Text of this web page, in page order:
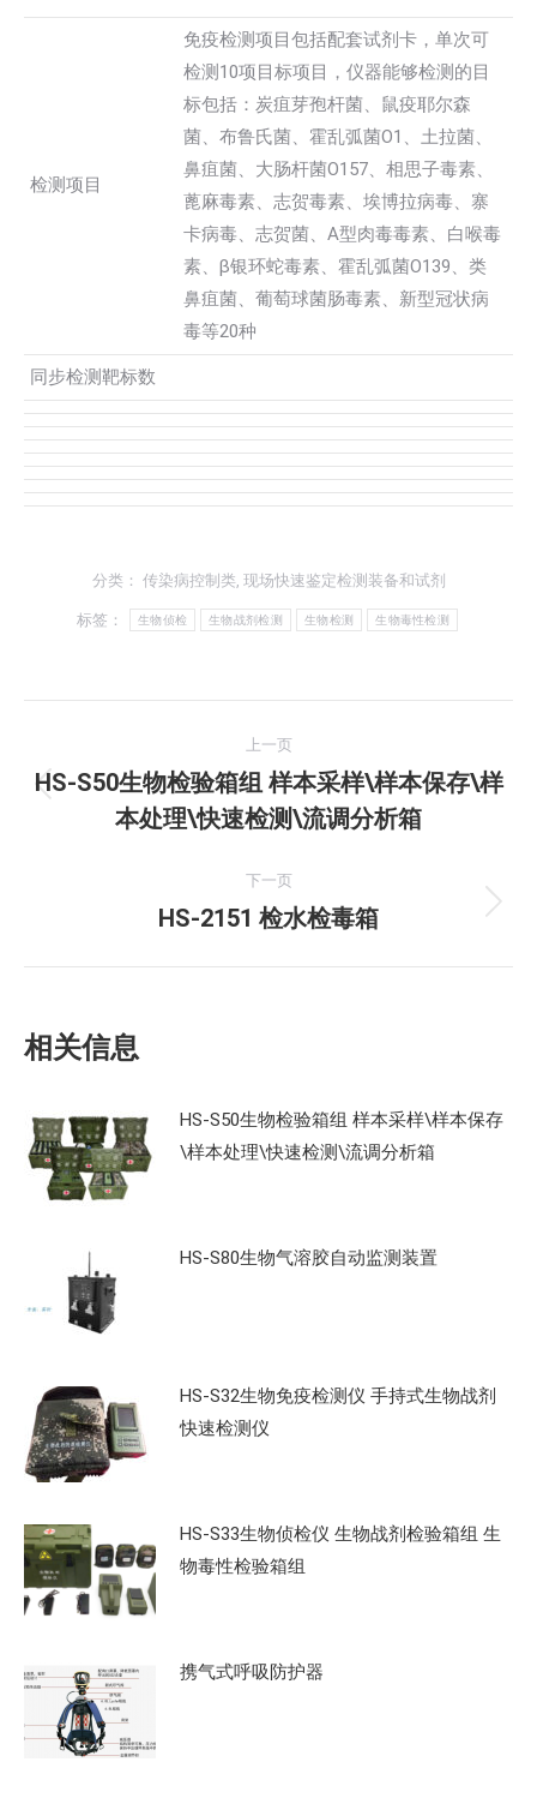
检测项目
免疫检测项目包括配套试剂卡，单次可
检测10项目标项目，仪器能够检测的目
标包括：炭疽芽孢杆菌、鼠疫耶尔森
菌、布鲁氏菌、霍乱弧菌O1、土拉菌、
鼻疽菌、大肠杆菌O157、相思子毒素、
蓖麻毒素、志贺毒素、埃博拉病毒、寨
卡病毒、志贺菌、A型肉毒毒素、白喉毒
素、β银环蛇毒素、霍乱弧菌O139、类
鼻疽菌、葡萄球菌肠毒素、新型冠状病
毒等20种
同步检测靶标数
分类： 传染病控制类, 现场快速鉴定检测装备和试剂
标签： 生物侦检 生物战剂检测 生物检测 生物毒性检测
章
上一页
上
一
HS-S50生物检验箱组 样本采样\样本保存\样
本处理\快速检测\流调分析箱
下一页
下
HS-2151 检水检毒箱
相关信息
HS-S50生物检验箱组 样本采样\样本保存
\样本处理\快速检测\流调分析箱
HS-S80生物气溶胶自动监测装置
HS-S32生物免疫检测仪 手持式生物战剂
快速检测仪
HS-S33生物侦检仪 生物战剂检验箱组 生
物毒性检验箱组
携气式呼吸防护器